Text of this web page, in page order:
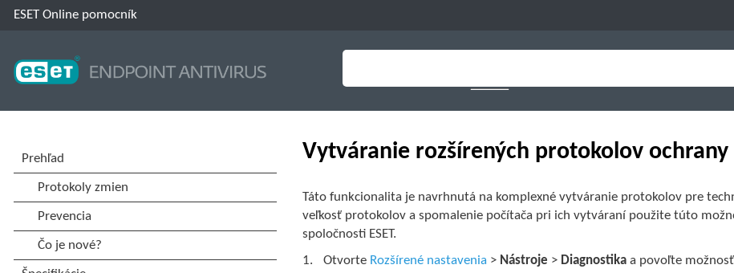
ESET Online pomocník
Vytváranie rozšírených protokolov ochrany
Táto funkcionalita je navrhnutá na komplexné vytváranie protokolov pre
veľkosť protokolov a spomalenie počítača pri ich vytváraní použite túto
spoločnosti ESET.
Otvorte Rozšírené nastavenia > Nástroje > Diagnostika a povoľte